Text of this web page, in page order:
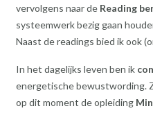
vervolgens naar de Reading
systeemwerk bezig gaan
Naast de readings bied ik ook
In het dagelijks leven ben ik
energetische bewustwording.
op dit moment de opleiding